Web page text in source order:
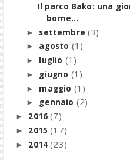
Il parco Bako: una
borne...
► settembre(3)
► agosto (1)
► luglio (1)
► giugno (1)
► maggio (1)
► gennaio (2)
► 2016(7)
► 2015(17)
► 2014(23)